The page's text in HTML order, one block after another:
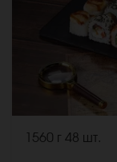
1560 г 48 шт.